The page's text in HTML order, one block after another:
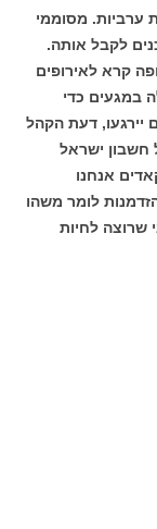
מסוממי
לקבל אותה.
לאירופים
כדי
דעת הקהל
ישראל
אנחנו
לומר משהו
לחיות